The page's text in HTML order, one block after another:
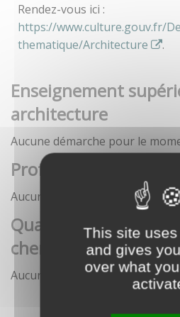
This site
and gives
over what
Rendez-vous ici :
https://www.culture.gouv.fr/
thematique/Architecture
.
Enseignement
architecture
Aucune démarche pour le
Profession architecte
Aucune démarche pour le
Qualification des
chercheurs en
Aucune démarche pour le